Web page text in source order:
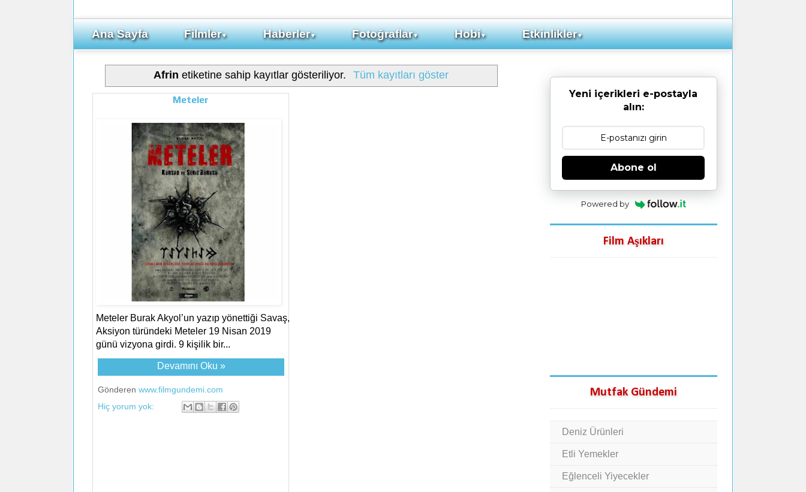
Ana Sayfa Filmler▼ Haberler▼ Fotoğraflar▼ Hobi▼ Etkinlikler▼
Afrin etiketine sahip kayıtlar gösteriliyor. Tüm kayıtları göster
Meteler
Meteler Burak Akyol’un yazıp yönettiği Savaş,
Aksiyon türündeki Meteler 19 Nisan 2019
günü vizyona girdi. 9 kişilik bir...
Devamını Oku »
Gönderen www.filmgundemi.com
Hiç yorum yok:
Yeni içerikleri e-postayla
alın:
Abone ol
Powered by
Film Aşıkları
Mutfak Gündemi
Deniz Ürünleri
Etli Yemekler
Eğlenceli Yiyecekler